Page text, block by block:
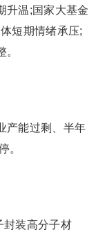
升温;国家大基金
短期情绪承压;
产能过剩、半年
。
封装高分子材